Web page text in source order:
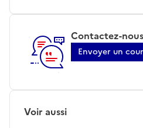
Contactez-nous
Envoyer un
Voir aussi